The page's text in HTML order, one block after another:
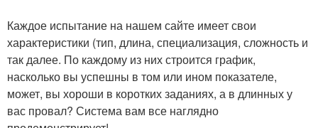
Каждое испытание на нашем сайте имеет свои
характеристики (тип, длина, специализация, сложность и
так далее. По каждому из них строится график,
насколько вы успешны в том или ином показателе,
может, вы хороши в коротких заданиях, а в длинных у
вас провал? Система вам все наглядно